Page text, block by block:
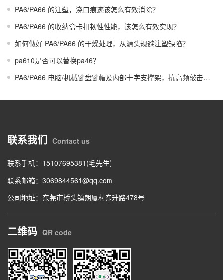
PA6/PA66 的注塑，浇口痕迹该怎么有效消除？
PA6/PA66 的收纳盒卡扣韧性性能，该怎么有效实现？
如何做好 PA6/PA66 的干燥处理，从源头规避注塑缺陷？
pa610是否可以替换pa46？
PA6/PA66 电脑/机械键盘键帽及内部十字支撑架，抗高频敲击冲击与防油污表面处理。
联系我们 Contact us
联系手机：15107695381(毛先生)
联系邮箱： 3069844561@qq.com
公司地址：东莞市桥头镇朗厦村东升路478号
二维码 QR code